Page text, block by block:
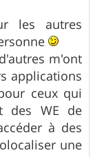
les autres
m'ont
applications
ceux qui
des WE de
à des
une